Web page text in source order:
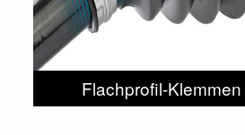
Flachprofil-